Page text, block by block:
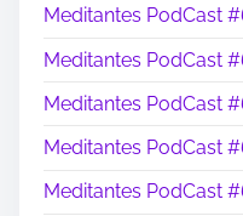
Meditantes PodCast
Meditantes PodCast
Meditantes PodCast
Meditantes PodCast
Meditantes PodCast